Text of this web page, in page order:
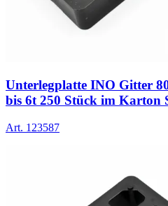
Unterlegplatte INO Gitter
bis 6t 250 Stück im Karton
Art. 123587